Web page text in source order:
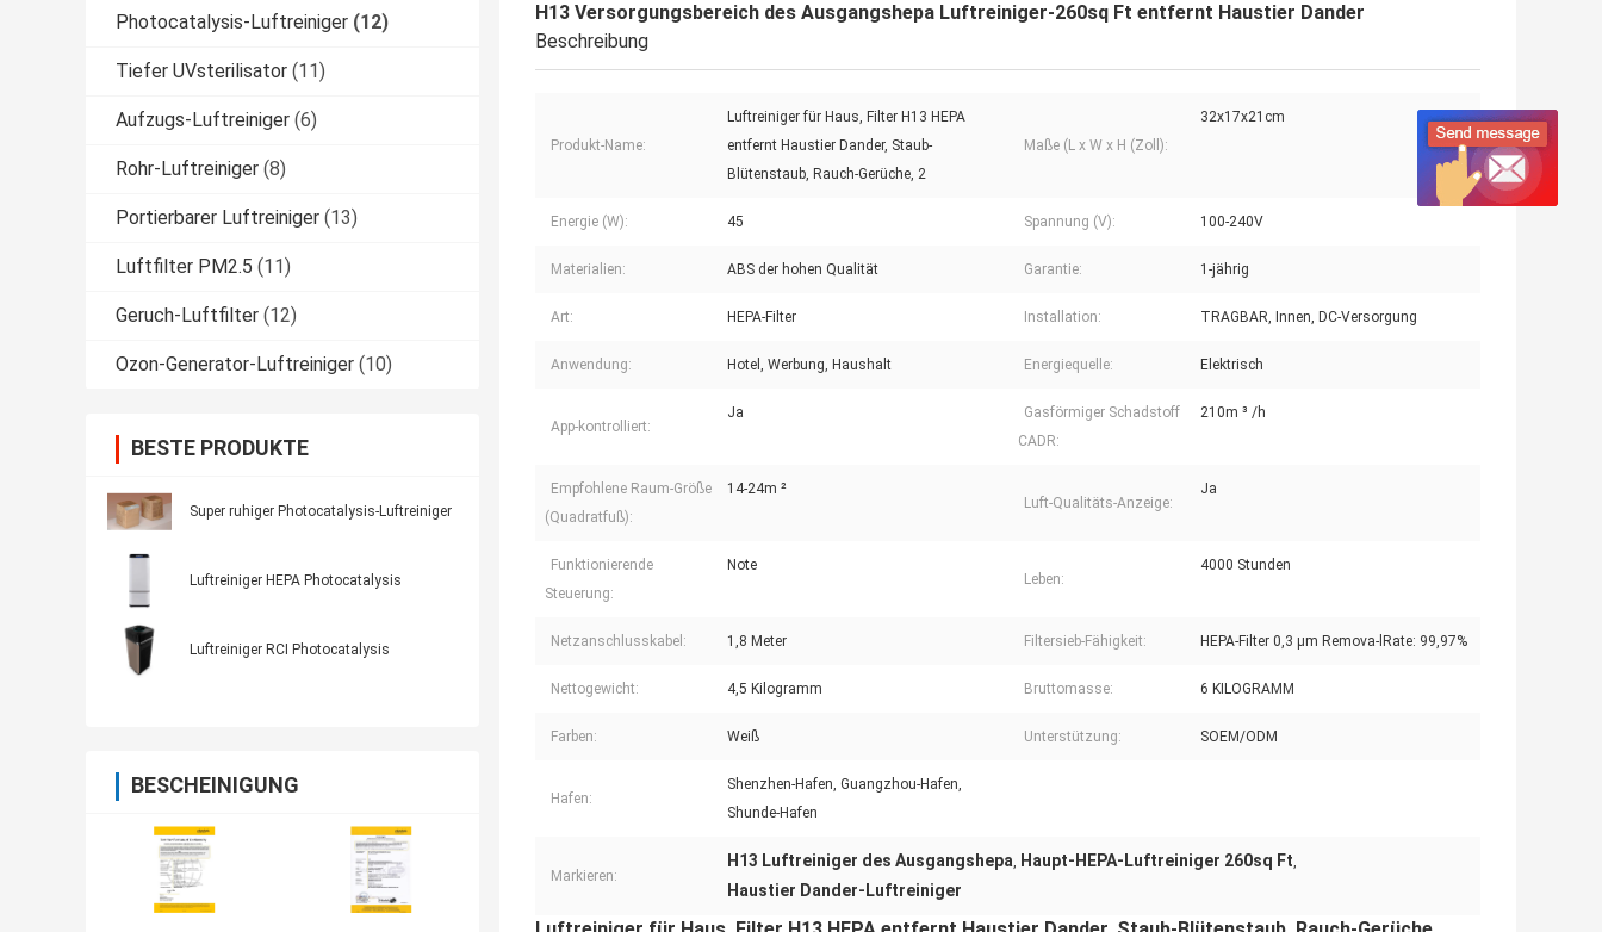
Photocatalysis-Luftreiniger (12)
Tiefer UVsterilisator (11)
Aufzugs-Luftreiniger (6)
Rohr-Luftreiniger (8)
Portierbarer Luftreiniger (13)
Luftfilter PM2.5 (11)
Geruch-Luftfilter (12)
Ozon-Generator-Luftreiniger (10)
BESTE PRODUKTE
Super ruhiger Photocatalysis-Luftreiniger
Luftreiniger HEPA Photocatalysis
Luftreiniger RCI Photocatalysis
BESCHEINIGUNG
H13 Versorgungsbereich des Ausgangshepa Luftreiniger-260sq Ft entfernt Haustier Dander
Beschreibung
Produkt-Name:
Luftreiniger für Haus, Filter H13 HEPA
entfernt Haustier Dander, Staub-
Blütenstaub, Rauch-Gerüche, 2
Maße (L x W x H (Zoll):
32x17x21cm
Energie (W): 45 Spannung (V): 100-240V
Materialien: ABS der hohen Qualität Garantie: 1-jährig
Art: HEPA-Filter Installation: TRAGBAR, Innen, DC-Versorgung
Anwendung: Hotel, Werbung, Haushalt Energiequelle: Elektrisch
App-kontrolliert:
Ja
Gasförmiger Schadstoff
CADR:
210m ³ /h
Empfohlene Raum-Größe
(Quadratfuß):
14-24m ²
Luft-Qualitäts-Anzeige:
Ja
Funktionierende
Steuerung:
Note
Leben:
4000 Stunden
Netzanschlusskabel: 1,8 Meter Filtersieb-Fähigkeit: HEPA-Filter 0,3 μm Remova-lRate: 99,97%
Nettogewicht: 4,5 Kilogramm Bruttomasse: 6 KILOGRAMM
Farben: Weiß Unterstützung: SOEM/ODM
Hafen:
Shenzhen-Hafen, Guangzhou-Hafen,
Shunde-Hafen
Markieren:
H13 Luftreiniger des Ausgangshepa, Haupt-HEPA-Luftreiniger 260sq Ft,
Haustier Dander-Luftreiniger